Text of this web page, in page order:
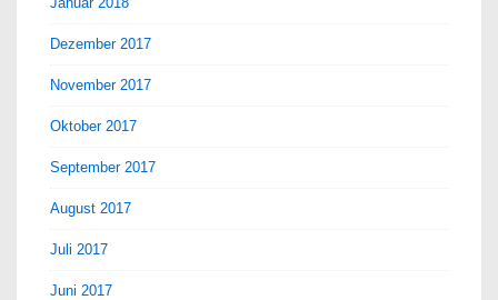
Dezember 2017
November 2017
Oktober 2017
September 2017
August 2017
Juli 2017
Juni 2017